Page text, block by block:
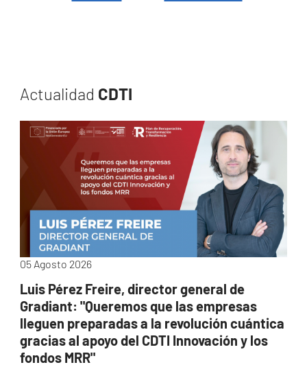
Actualidad CDTI
05 Agosto 2026
Luis Pérez Freire, director general de
Gradiant: "Queremos que las empresas
lleguen preparadas a la revolución cuántica
gracias al apoyo del CDTI Innovación y los
fondos MRR"